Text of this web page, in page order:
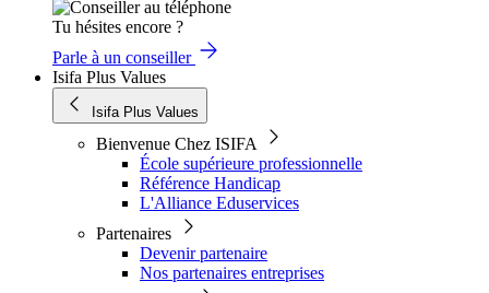
Tu hésites encore ?
Parle à un conseiller
Isifa Plus Values
Isifa Plus Values
Bienvenue Chez ISIFA
École supérieure professionnelle
Référence Handicap
L'Alliance Eduservices
Partenaires
Devenir partenaire
Nos partenaires entreprises